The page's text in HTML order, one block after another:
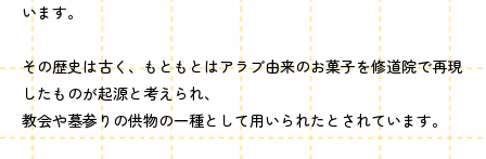
います。
その歴史は古く、もともとはアラブ由来のお菓子を修道院で再現
したものが起源と考えられ、
教会や墓参りの供物の一種として用いられたとされています。